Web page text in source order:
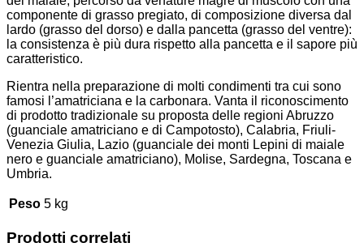
componente di grasso pregiato, di composizione diversa dal
lardo (grasso del dorso) e dalla pancetta (grasso del ventre):
la consistenza è più dura rispetto alla pancetta e il sapore più
caratteristico.
Rientra nella preparazione di molti condimenti tra cui sono
famosi l’amatriciana e la carbonara. Vanta il riconoscimento
di prodotto tradizionale su proposta delle regioni Abruzzo
(guanciale amatriciano e di Campotosto), Calabria, Friuli-
Venezia Giulia, Lazio (guanciale dei monti Lepini di maiale
nero e guanciale amatriciano), Molise, Sardegna, Toscana e
Umbria.
Peso 5 kg
Prodotti correlati